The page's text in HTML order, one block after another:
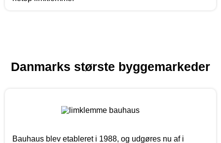
Danmarks største byggemarkeder
Bauhaus blev etableret i 1988, og udgøres nu af i